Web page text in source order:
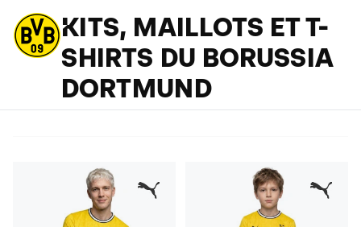
KITS, MAILLOTS ET T-
SHIRTS DU BORUSSIA
DORTMUND